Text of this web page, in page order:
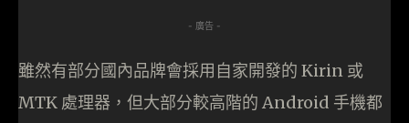
- 廣告 -
雖然有部分國內品牌會採用自家開發的 Kirin 或
MTK 處理器，但大部分較高階的 Android 手機都